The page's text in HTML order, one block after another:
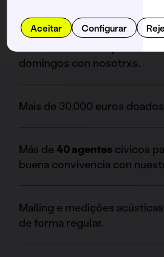
Somos un espacio family
domingos con nosotrxs.
Mais de 30.000 euros
Más de 40 agentes cívicos
buena convivencia con
Mailing e medições
de forma regular.
Aceitar Configurar